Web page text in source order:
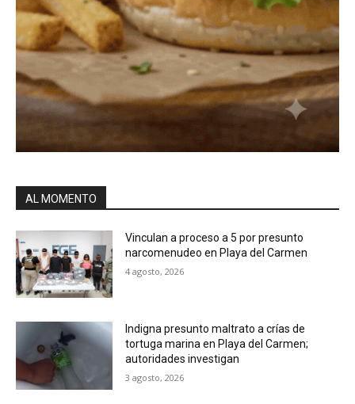
AL MOMENTO
Vinculan a proceso a 5 por presunto
narcomenudeo en Playa del Carmen
4 agosto, 2026
Indigna presunto maltrato a crías de
tortuga marina en Playa del Carmen;
autoridades investigan
3 agosto, 2026